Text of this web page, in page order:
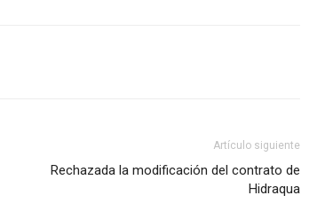
Artículo siguiente
Rechazada la modificación del contrato de
Hidraqua